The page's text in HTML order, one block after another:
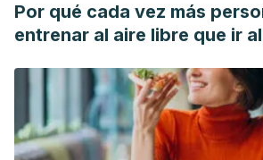
Por qué cada vez más
entrenar al aire libre que ir